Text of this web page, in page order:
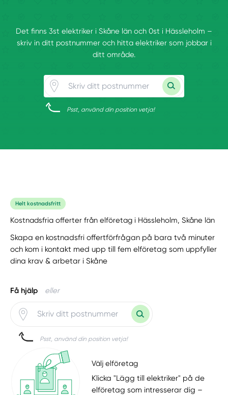
Det finns 3st elektriker i Skåne län och 0st i Hässleholm –
skriv in ditt postnummer och hitta elektriker som jobbar i
ditt område.
Psst, använd din position vetja!
Helt kostnadsfritt
Kostnadsfria offerter från elföretag i Hässleholm, Skåne län
Skapa en kostnadsfri offertförfrågan på bara två minuter
och kom i kontakt med upp till fem elföretag som uppfyller
dina krav & arbetar i Skåne
Få hjälp eller
Psst, använd din position vetja!
Välj elföretag
Klicka "Lägg till elektriker" på de
elföretag som intresserar dig –